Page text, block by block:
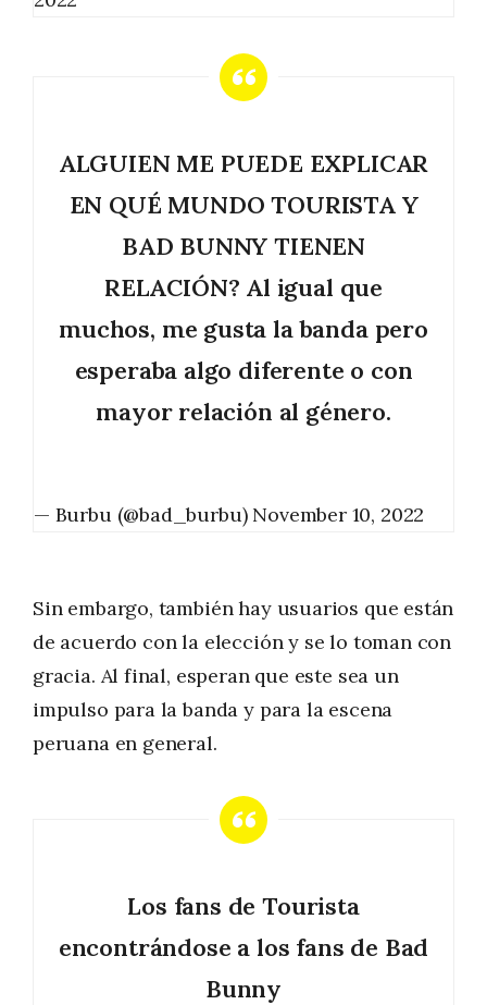
ALGUIEN ME PUEDE EXPLICAR
EN QUÉ MUNDO TOURISTA Y
BAD BUNNY TIENEN
RELACIÓN? Al igual que
muchos, me gusta la banda pero
esperaba algo diferente o con
mayor relación al género.
— Burbu (@bad_burbu) November 10, 2022
Sin embargo, también hay usuarios que están
de acuerdo con la elección y se lo toman con
gracia. Al final, esperan que este sea un
impulso para la banda y para la escena
peruana en general.
Los fans de Tourista
encontrándose a los fans de Bad
Bunny